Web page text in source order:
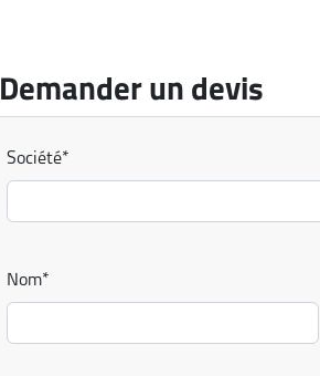
Demander un devis
Société*
Nom*